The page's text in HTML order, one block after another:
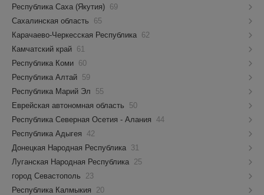
Республика Саха (Якутия) 69
Сахалинская область
65
Карачаево-Черкесская Республика 62
Камчатский край 61
Республика Коми 60
Республика Алтай 59
Республика Марий Эл
55
Еврейская автономная область
50
Республика Северная Осетия - Алания 44
Республика Адыгея 42
Донецкая Народная Республика 31
Луганская Народная Республика 25
город Севастополь
23
Республика Калмыкия
20